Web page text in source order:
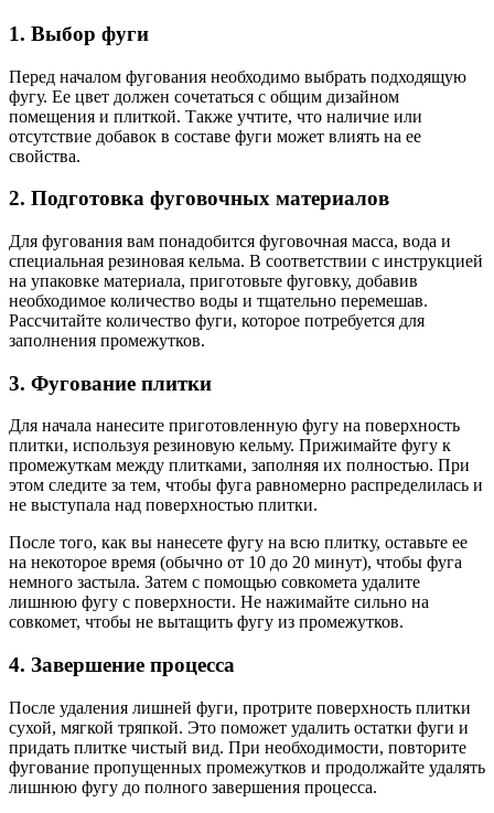
1. Выбор фуги
Перед началом фугования необходимо выбрать подходящую
фугу. Ее цвет должен сочетаться с общим дизайном
помещения и плиткой. Также учтите, что наличие или
отсутствие добавок в составе фуги может влиять на ее
свойства.
2. Подготовка фуговочных материалов
Для фугования вам понадобится фуговочная масса, вода и
специальная резиновая кельма. В соответствии с инструкцией
на упаковке материала, приготовьте фуговку, добавив
необходимое количество воды и тщательно перемешав.
Рассчитайте количество фуги, которое потребуется для
заполнения промежутков.
3. Фугование плитки
Для начала нанесите приготовленную фугу на поверхность
плитки, используя резиновую кельму. Прижимайте фугу к
промежуткам между плитками, заполняя их полностью. При
этом следите за тем, чтобы фуга равномерно распределилась и
не выступала над поверхностью плитки.
После того, как вы нанесете фугу на всю плитку, оставьте ее
на некоторое время (обычно от 10 до 20 минут), чтобы фуга
немного застыла. Затем с помощью совкомета удалите
лишнюю фугу с поверхности. Не нажимайте сильно на
совкомет, чтобы не вытащить фугу из промежутков.
4. Завершение процесса
После удаления лишней фуги, протрите поверхность плитки
сухой, мягкой тряпкой. Это поможет удалить остатки фуги и
придать плитке чистый вид. При необходимости, повторите
фугование пропущенных промежутков и продолжайте удалять
лишнюю фугу до полного завершения процесса.